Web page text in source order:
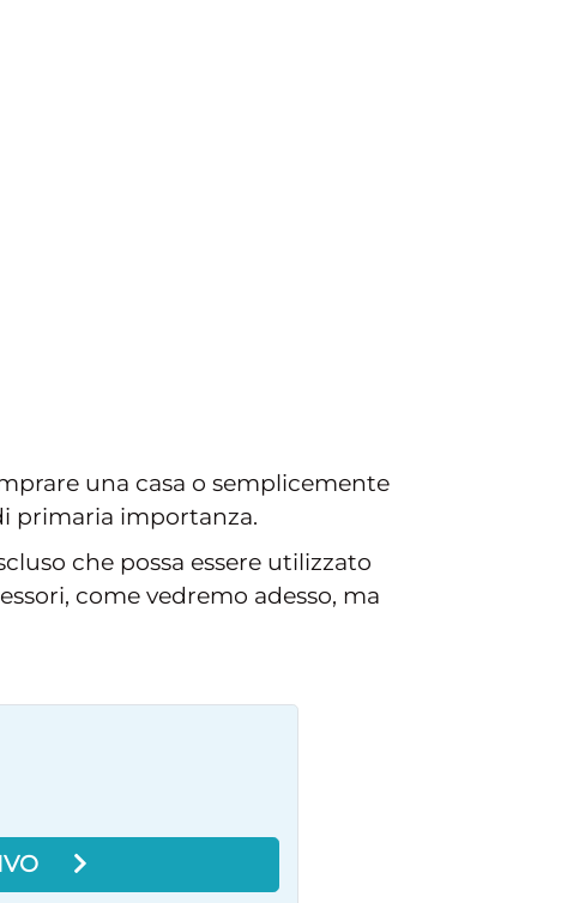
una casa o semplicemente
primaria importanza.
che possa essere utilizzato
come vedremo adesso, ma